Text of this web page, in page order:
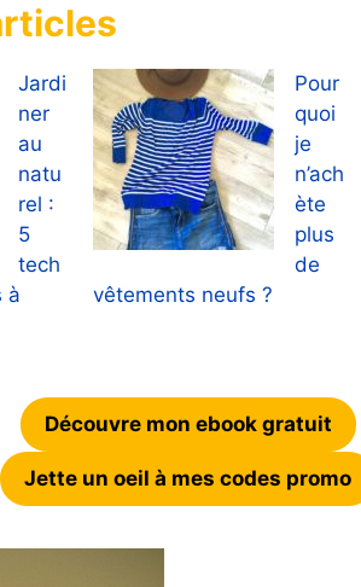
Jardi
ner
au
natu
rel :
5
tech
à
Pour
quoi
je
n’ach
ète
plus
de
vêtements neufs ?
Découvre mon ebook gratuit
Jette un oeil à mes codes promo